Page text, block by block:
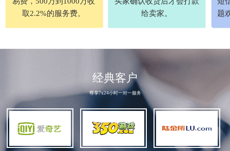
取2.2%的服务费。
给卖家。
题
经典客户
尊享7x24小时一对一服务